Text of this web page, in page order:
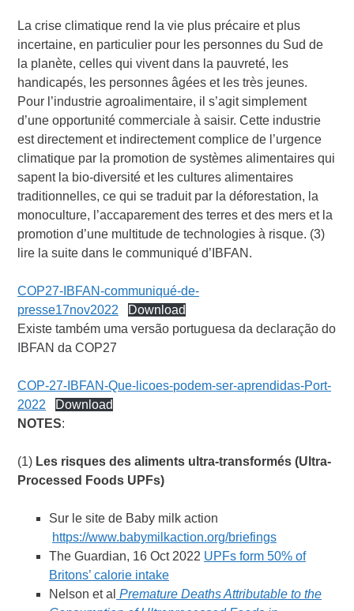
La crise climatique rend la vie plus précaire et plus
incertaine, en particulier pour les personnes du Sud de
la planète, celles qui vivent dans la pauvreté, les
handicapés, les personnes âgées et les très jeunes.
Pour l’industrie agroalimentaire, il s’agit simplement
d’une opportunité commerciale à saisir. Cette industrie
est directement et indirectement complice de l’urgence
climatique par la promotion de systèmes alimentaires qui
sapent la bio-diversité et les cultures alimentaires
traditionnelles, ce qui se traduit par la déforestation, la
monoculture, l’accaparement des terres et des mers et la
promotion d’une multitude de technologies à risque. (3)
lire la suite dans le communiqué d’IBFAN.
COP27-IBFAN-communiqué-de-
presse17nov2022
Download
Existe também uma versão portuguesa da declaração do
IBFAN da COP27
COP-27-IBFAN-Que-licoes-podem-ser-aprendidas-Port-
2022
Download
NOTES:
(1) Les risques des aliments ultra-transformés (Ultra-
Processed Foods UPFs)
Sur le site de Baby milk action
https://www.babymilkaction.org/briefings
The Guardian, 16 Oct 2022 UPFs form 50% of
Britons’ calorie intake
Nelson et al Premature Deaths Attributable to the